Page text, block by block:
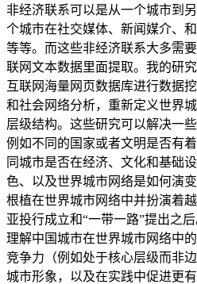
非经济联系可以是从一个城市到
个城市在社交媒体、新闻媒介、
等等。而这些非经济联系大多需
联网文本数据里面提取。我的研
互联网海量网页数据库进行数据
和社会网络分析，重新定义世界
层级结构。这些研究可以解决一
例如不同的国家或者文明是否有
同城市是否在经济、文化和基础
色、以及世界城市网络是如何演
根植在世界城市网络中并扮演着
亚投行成立和“一带一路”提出之
理解中国城市在世界城市网络中
竞争力（例如处于核心层级而非
城市形象，以及在实践中促进更